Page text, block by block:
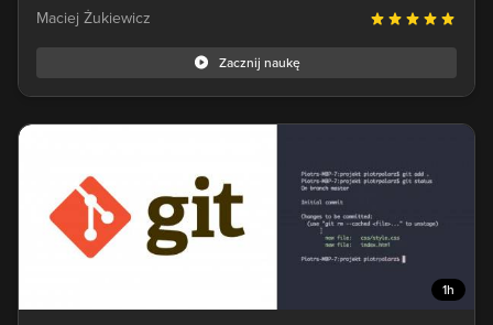
Maciej Żukiewicz
Zacznij naukę
1h